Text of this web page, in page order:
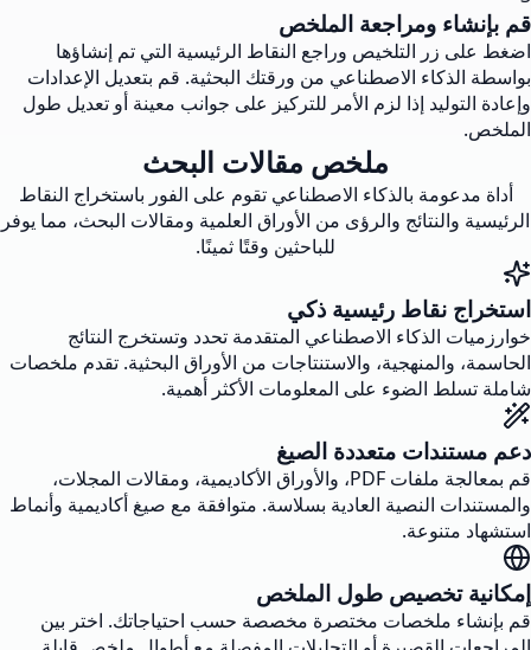
قم بإنشاء ومراجعة الملخص
اضغط على زر التلخيص وراجع النقاط الرئيسية التي تم إنشاؤها
بواسطة الذكاء الاصطناعي من ورقتك البحثية. قم بتعديل الإعدادات
وإعادة التوليد إذا لزم الأمر للتركيز على جوانب معينة أو تعديل طول
الملخص.
ملخص مقالات البحث
أداة مدعومة بالذكاء الاصطناعي تقوم على الفور باستخراج النقاط
الرئيسية والنتائج والرؤى من الأوراق العلمية ومقالات البحث، مما يوفر
للباحثين وقتًا ثمينًا.
استخراج نقاط رئيسية ذكي
خوارزميات الذكاء الاصطناعي المتقدمة تحدد وتستخرج النتائج
الحاسمة، والمنهجية، والاستنتاجات من الأوراق البحثية. تقدم ملخصات
شاملة تسلط الضوء على المعلومات الأكثر أهمية.
دعم مستندات متعددة الصيغ
قم بمعالجة ملفات PDF، والأوراق الأكاديمية، ومقالات المجلات،
والمستندات النصية العادية بسلاسة. متوافقة مع صيغ أكاديمية وأنماط
استشهاد متنوعة.
إمكانية تخصيص طول الملخص
قم بإنشاء ملخصات مختصرة مخصصة حسب احتياجاتك. اختر بين